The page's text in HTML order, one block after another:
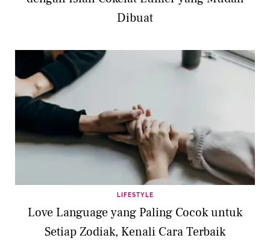
Dibuat
LIFESTYLE
Love Language yang Paling Cocok untuk
Setiap Zodiak, Kenali Cara Terbaik